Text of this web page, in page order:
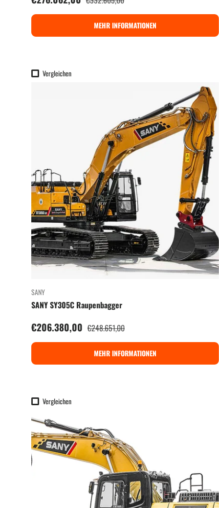
MEHR INFORMATIONEN
Vergleichen
SANY
SANY SY305C Raupenbagger
Verkaufspreis
€206.380,00 Normaler Preis
€248.651,00
MEHR INFORMATIONEN
Vergleichen